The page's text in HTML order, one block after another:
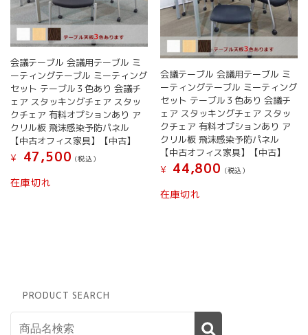
会議テーブル 会議用テーブル ミ
ーティングテーブル ミーティング
セット テーブル３色あり 会議チ
ェア スタッキングチェア スタッ
クチェア 有料オプションあり ア
クリル板 飛沫感染予防パネル
【中古オフィス家具】【中古】
¥
47,500 (税込）
在庫切れ
会議テーブル 会議用テーブル ミ
ーティングテーブル ミーティング
セット テーブル３色あり 会議チ
ェア スタッキングチェア スタッ
クチェア 有料オプションあり ア
クリル板 飛沫感染予防パネル
【中古オフィス家具】【中古】
¥
44,800 (税込）
在庫切れ
PRODUCT SEARCH